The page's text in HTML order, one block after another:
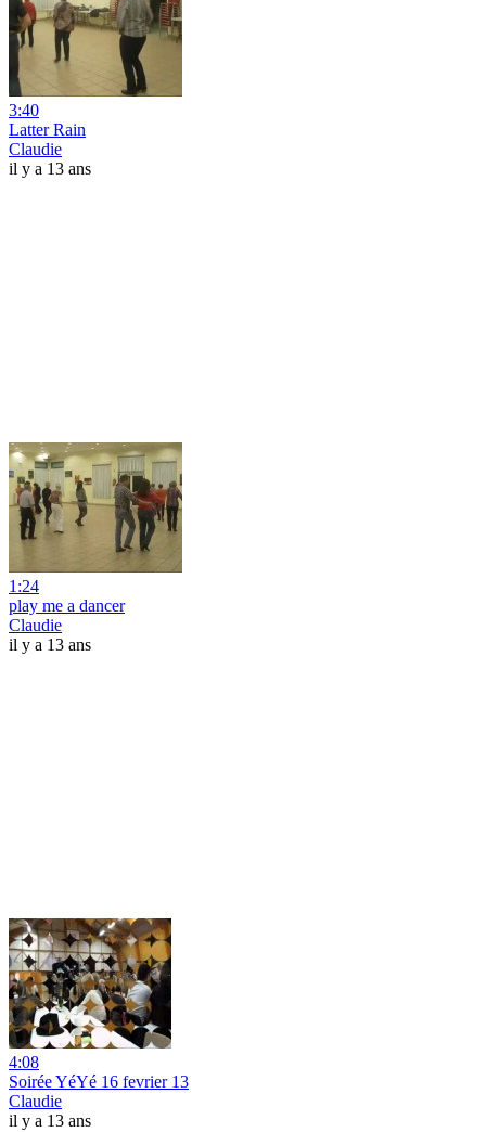
3:40
Latter Rain
Claudie
il y a 13 ans
1:24
play me a dancer
Claudie
il y a 13 ans
4:08
Soirée YéYé 16 fevrier 13
Claudie
il y a 13 ans